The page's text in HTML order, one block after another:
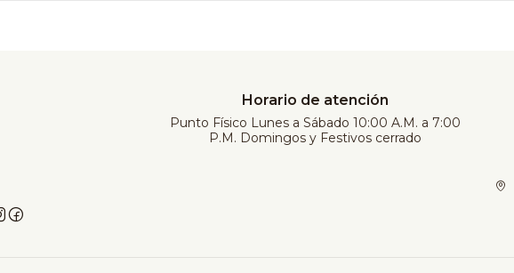
Horario de atención
Punto Físico Lunes a Sábado 10:00 A.M. a 7:00
P.M. Domingos y Festivos cerrado